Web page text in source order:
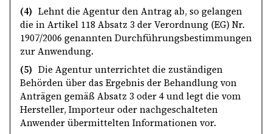
(4) Lehnt die Agentur den Antrag ab, so gelangen
die in Artikel 118 Absatz 3 der Verordnung (EG) Nr.
1907/2006 genannten Durchführungsbestimmungen
zur Anwendung.
(5) Die Agentur unterrichtet die zuständigen
Behörden über das Ergebnis der Behandlung von
Anträgen gemäß Absatz 3 oder 4 und legt die vom
Hersteller, Importeur oder nachgeschalteten
Anwender übermittelten Informationen vor.